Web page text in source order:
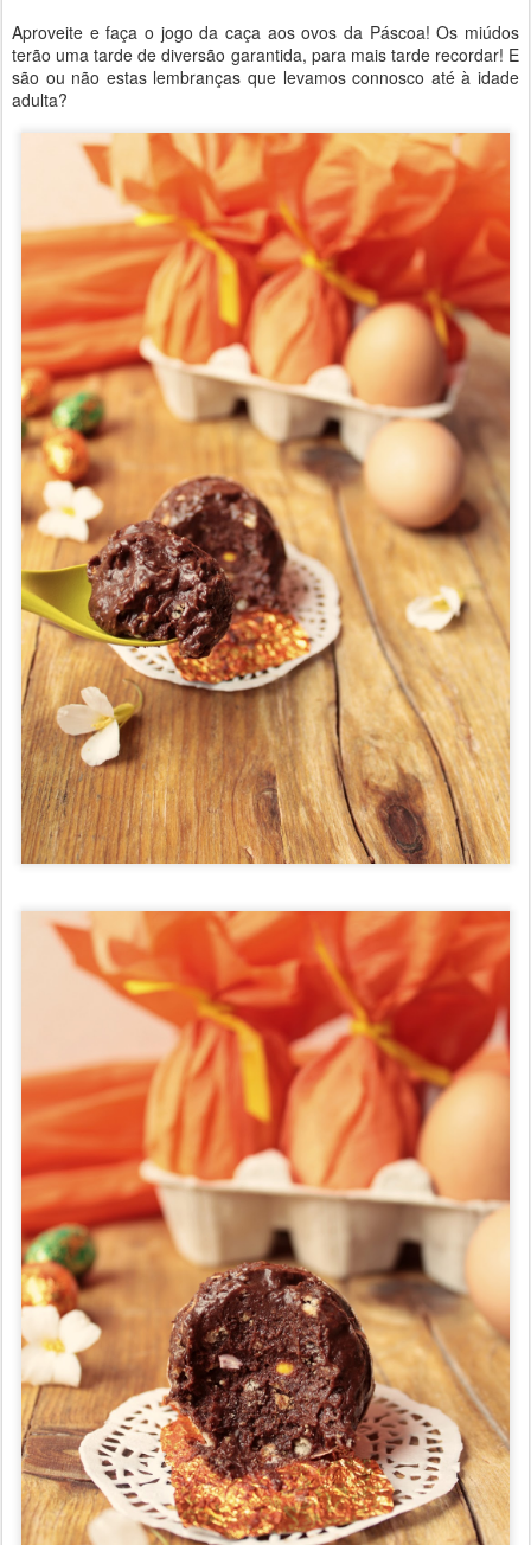
Aproveite e faça o jogo da caça aos ovos da Páscoa! Os miúdos
terão uma tarde de diversão garantida, para mais tarde recordar! E
são ou não estas lembranças que levamos connosco até à idade
adulta?